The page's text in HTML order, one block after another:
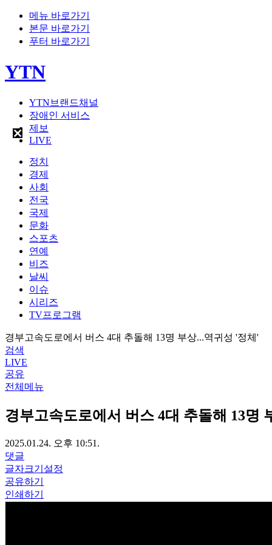
메뉴 바로가기
본문 바로가기
푸터 바로가기
YTN
YTN브랜드채널
장애인 서비스
제보
LIVE
정치
경제
사회
전국
국제
문화
스포츠
연예
비즈
날씨
이슈
시리즈
TV프로그램
경부고속도로에서 버스 4대 추돌해 13명 부상...역귀성 '정체'
검색
LIVE
공유
전체메뉴
경부고속도로에서 버스 4대 추돌해 13명
2025.01.24. 오후 10:51.
댓글
글자크기설정
공유하기
인쇄하기